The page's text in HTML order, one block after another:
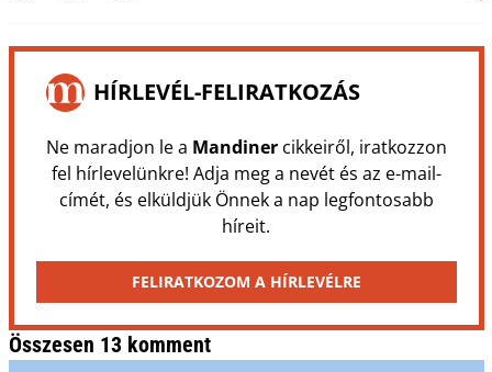
HÍRLEVÉL-FELIRATKOZÁS
Ne maradjon le a Mandinercikkeiről, iratkozzon
fel hírlevelünkre! Adja meg a nevét és az e-mail-
címét, és elküldjük Önnek a nap legfontosabb
híreit.
FELIRATKOZOM A HÍRLEVÉLRE
Összesen 13 komment